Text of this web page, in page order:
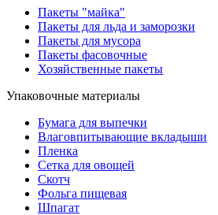
Пакеты "майка"
Пакеты для льда и заморозки
Пакеты для мусора
Пакеты фасовочные
Хозяйственные пакеты
Упаковочные материалы
Бумага для выпечки
Влаговпитывающие вкладыши
Пленка
Сетка для овощей
Скотч
Фольга пищевая
Шпагат